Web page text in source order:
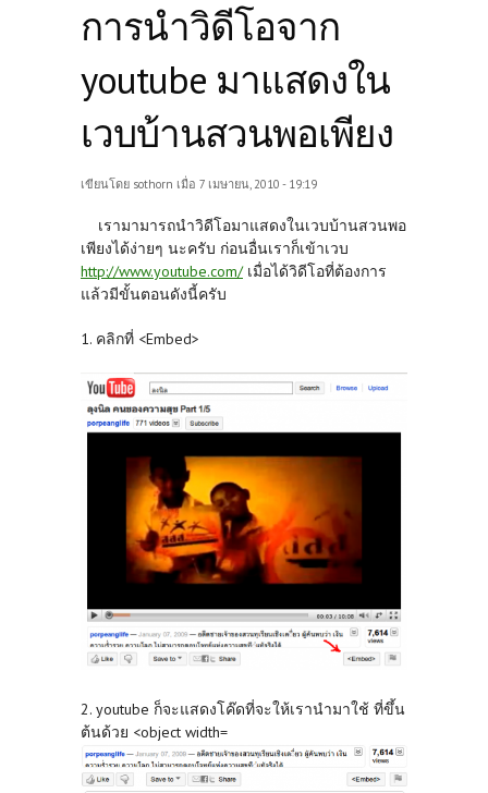
การนำวิดีโอจาก
youtube มาแสดงใน
เวบบ้านสวนพอเพียง
เขียนโดย sothorn เมื่อ 7 เมษายน, 2010 - 19:19
เรามามารถนำวิดีโอมาแสดงในเวบบ้านสวนพอ
เพียงได้ง่ายๆ นะครับ ก่อนอื่นเราก็เข้าเวบ
http://www.youtube.com/เมื่อได้วิดีโอที่ต้องการ
แล้วมีขั้นตอนดังนี้ครับ
1. คลิกที่ <Embed>
2. youtube ก็จะแสดงโค๊ดที่จะให้เรานำมาใช้ ที่ขึ้น
ต้นด้วย <object width=